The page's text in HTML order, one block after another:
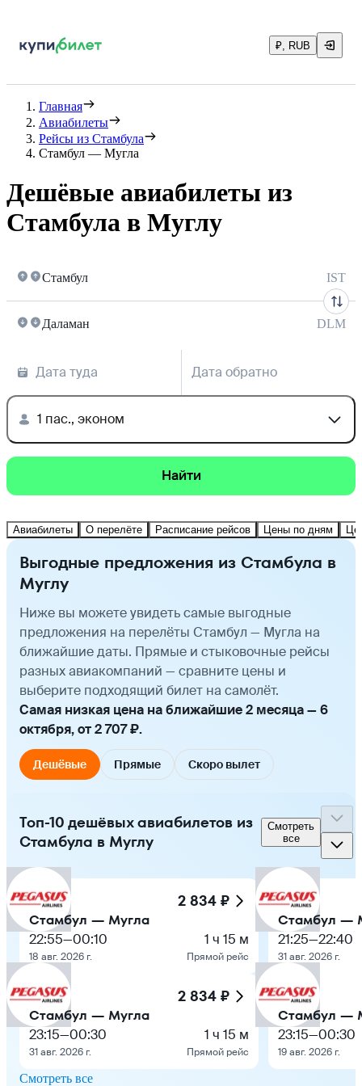
₽, RUB
Главная
Авиабилеты
Рейсы из Стамбула
Стамбул — Мугла
Дешёвые авиабилеты из
Стамбула в Муглу
Стамбул IST
Даламан DLM
Дата туда Дата обратно
1 пас., эконом
Найти
Авиабилеты О перелёте Расписание рейсов Цены по дням
Выгодные предложения из Стамбула в
Муглу
Ниже вы можете увидеть самые выгодные
предложения на перелёты Стамбул — Мугла на
ближайшие даты. Прямые и стыковочные рейсы
разных авиакомпаний — сравните цены и
выберите подходящий билет на самолёт.
Самая низкая цена на ближайшие 2 месяца — 6
октября, от 2 707 ₽.
Дешёвые Прямые Скоро вылет
Топ-10 дешёвых авиабилетов из
Стамбула в Муглу
Смотреть
все
2 834 ₽
Стамбул — Мугла
22:55—00:10
18 авг. 2026 г.
1 ч 15 м
Прямой рейс
2 834 ₽
Стамбул — Мугла
23:15—00:30
31 авг. 2026 г.
1 ч 15 м
Прямой рейс
Стамбул —
21:25—22:40
31 авг. 2026 г.
Стамбул —
23:15—00:30
19 авг. 2026 г.
Смотреть все